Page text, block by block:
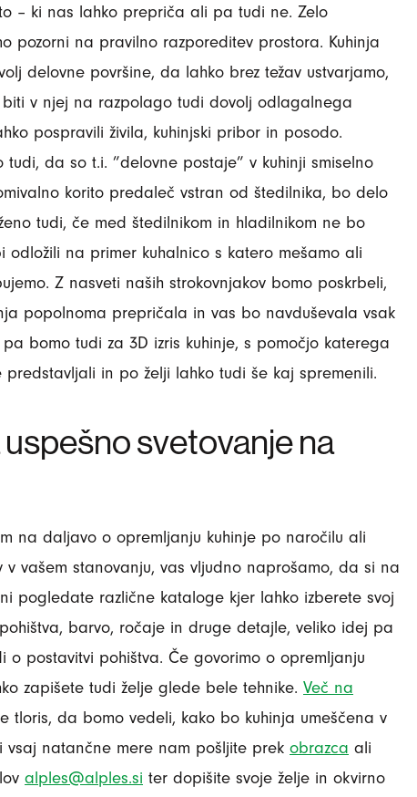
– ki nas lahko prepriča ali pa tudi ne. Zelo
pozorni na pravilno razporeditev prostora. Kuhinja
delovne površine, da lahko brez težav ustvarjamo,
v njej na razpolago tudi dovolj odlagalnega
pospravili živila, kuhinjski pribor in posodo.
tudi, da so t.i. ”delovne postaje” v kuhinji smiselno
korito predaleč vstran od štedilnika, bo delo
tudi, če med štedilnikom in hladilnikom ne bo
odložili na primer kuhalnico s katero mešamo ali
Z nasveti naših strokovnjakov bomo poskrbeli,
popolnoma prepričala in vas bo navduševala vsak
bomo tudi za 3D izris kuhinje, s pomočjo katerega
in po želji lahko tudi še kaj spremenili.
svetovanje na
na daljavo o opremljanju kuhinje po naročilu ali
v vašem stanovanju, vas vljudno naprošamo, da si na
pogledate različne kataloge kjer lahko izberete svoj
barvo, ročaje in druge detajle, veliko idej pa
o postavitvi pohištva. Če govorimo o opremljanju
zapišete tudi želje glede bele tehnike. Več na
tloris, da bomo vedeli, kako bo kuhinja umeščena v
vsaj natančne mere nam pošljite prek obrazca ali
alples@alples.si ter dopišite svoje želje in okvirno